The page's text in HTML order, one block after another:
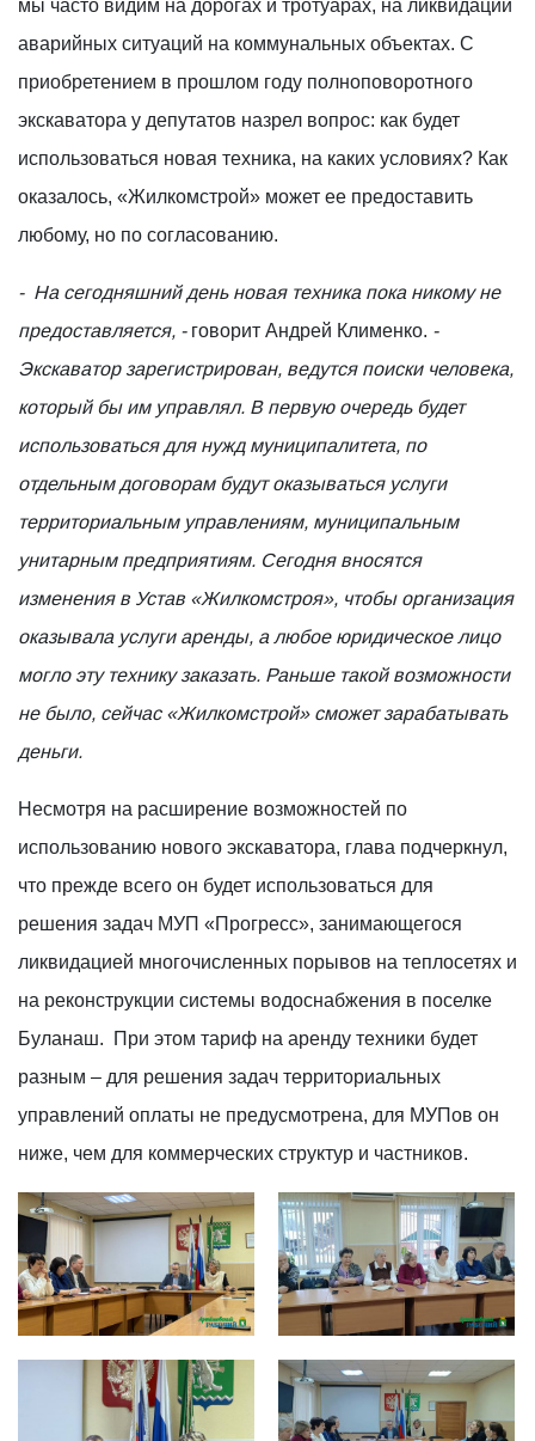
мы часто видим на дорогах и тротуарах, на ликвидации
аварийных ситуаций на коммунальных объектах. С
приобретением в прошлом году полноповоротного
экскаватора у депутатов назрел вопрос: как будет
использоваться новая техника, на каких условиях? Как
оказалось, «Жилкомстрой» может ее предоставить
любому, но по согласованию.
- На сегодняшний день новая техника пока никому не
предоставляется, -говорит Андрей Клименко. -
Экскаватор зарегистрирован, ведутся поиски человека,
который бы им управлял. В первую очередь будет
использоваться для нужд муниципалитета, по
отдельным договорам будут оказываться услуги
территориальным управлениям, муниципальным
унитарным предприятиям. Сегодня вносятся
изменения в Устав «Жилкомстроя», чтобы организация
оказывала услуги аренды, а любое юридическое лицо
могло эту технику заказать. Раньше такой возможности
не было, сейчас «Жилкомстрой» сможет зарабатывать
деньги.
Несмотря на расширение возможностей по
использованию нового экскаватора, глава подчеркнул,
что прежде всего он будет использоваться для
решения задач МУП «Прогресс», занимающегося
ликвидацией многочисленных порывов на теплосетях и
на реконструкции системы водоснабжения в поселке
Буланаш. При этом тариф на аренду техники будет
разным – для решения задач территориальных
управлений оплаты не предусмотрена, для МУПов он
ниже, чем для коммерческих структур и частников.
photo_2026-02-03_15-53-28
-G4ZnFJ-uT-